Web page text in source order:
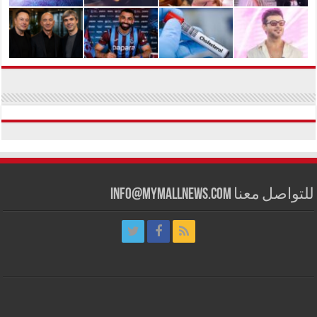
للتواصل معنا info@mymallnews.com